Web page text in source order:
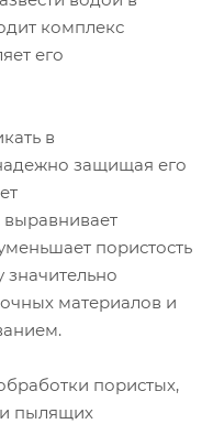
комплекс
его
в
защищая его
пористость
значительно
материалов и
пористых,
пылящих